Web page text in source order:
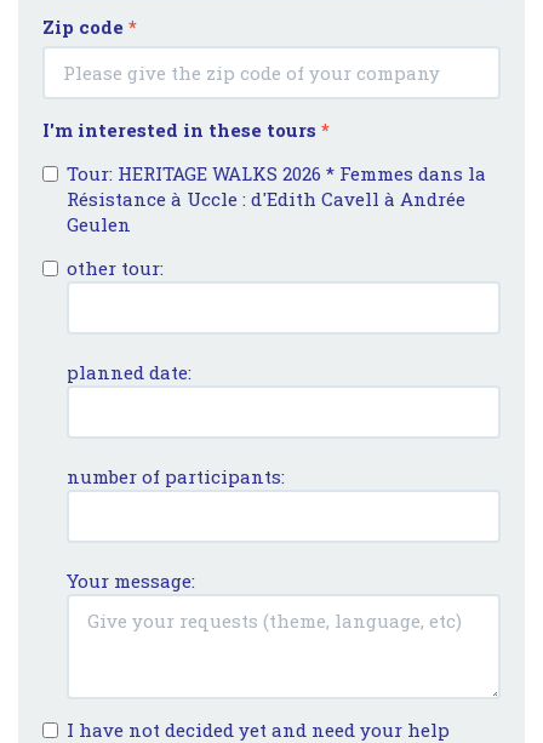
Zip code *
I'm interested in these tours *
Tour: HERITAGE WALKS 2026 * Femmes dans la
Résistance à Uccle : d'Edith Cavell à Andrée
Geulen
other tour:
planned date:
number of participants:
Your message:
I have not decided yet and need your help